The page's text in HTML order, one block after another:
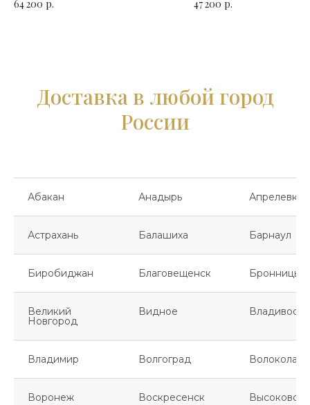
на выбор
64 200 р.
на выбор
47 200 р.
Доставка в любой город
России
Абакан Анадырь Апрелевка
Астрахань Балашиха Барнаул
Биробиджан Благовещенск Бронницы
Великий
Новгород
Видное
Владимир Волгоград
Воронеж Воскресенск Высоковск